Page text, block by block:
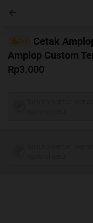
Sell
Cetak
Amplop Custom
Rp3.000